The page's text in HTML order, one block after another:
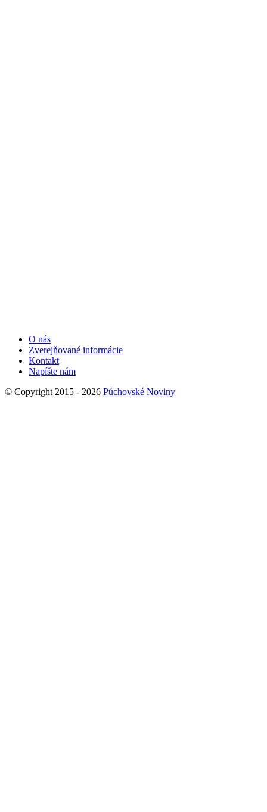
O nás
Zverejňované informácie
Kontakt
Napíšte nám
© Copyright 2015 - 2026 Púchovské Noviny